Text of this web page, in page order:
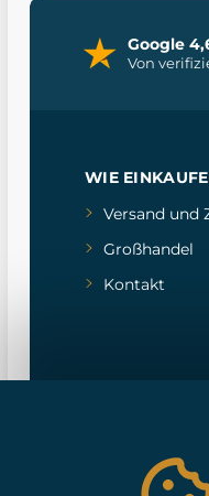
Google
Von
WIE
Versand und
Großhandel
Kontakt